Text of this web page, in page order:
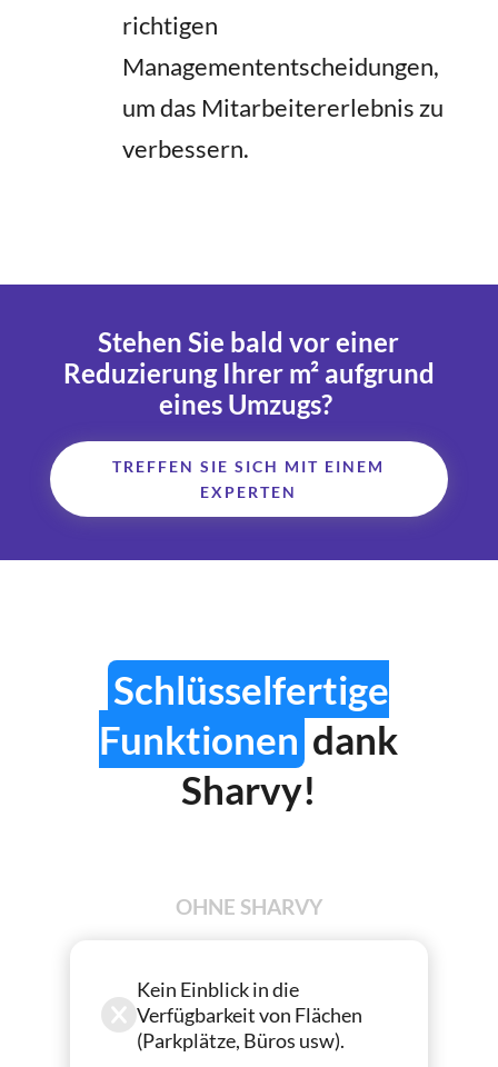
richtigen
Managemententscheidungen,
um das Mitarbeitererlebnis zu
verbessern.
Stehen Sie bald vor einer
Reduzierung Ihrer m² aufgrund
eines Umzugs?
TREFFEN SIE SICH MIT EINEM
EXPERTEN
Schlüsselfertige
Funktionen dank
Sharvy!
OHNE SHARVY
Kein Einblick in die
Verfügbarkeit von Flächen
(Parkplätze, Büros usw).